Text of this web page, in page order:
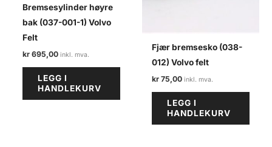
Bremsesylinder høyre
bak (037-001-1) Volvo
Felt
kr 695,00
LEGG I
HANDLEKURV
Fjær bremsesko (038-
012) Volvo felt
kr 75,00
LEGG I
HANDLEKURV